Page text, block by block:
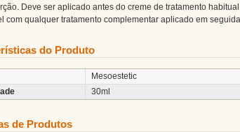
Deve ser aplicado antes do creme de tratamento
com qualquer tratamento complementar aplicado em
do Produto
Mesoestetic
30ml
de Produtos